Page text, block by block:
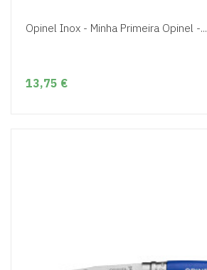
Opinel Inox - Minha Primeira Opinel -...
13,75 €